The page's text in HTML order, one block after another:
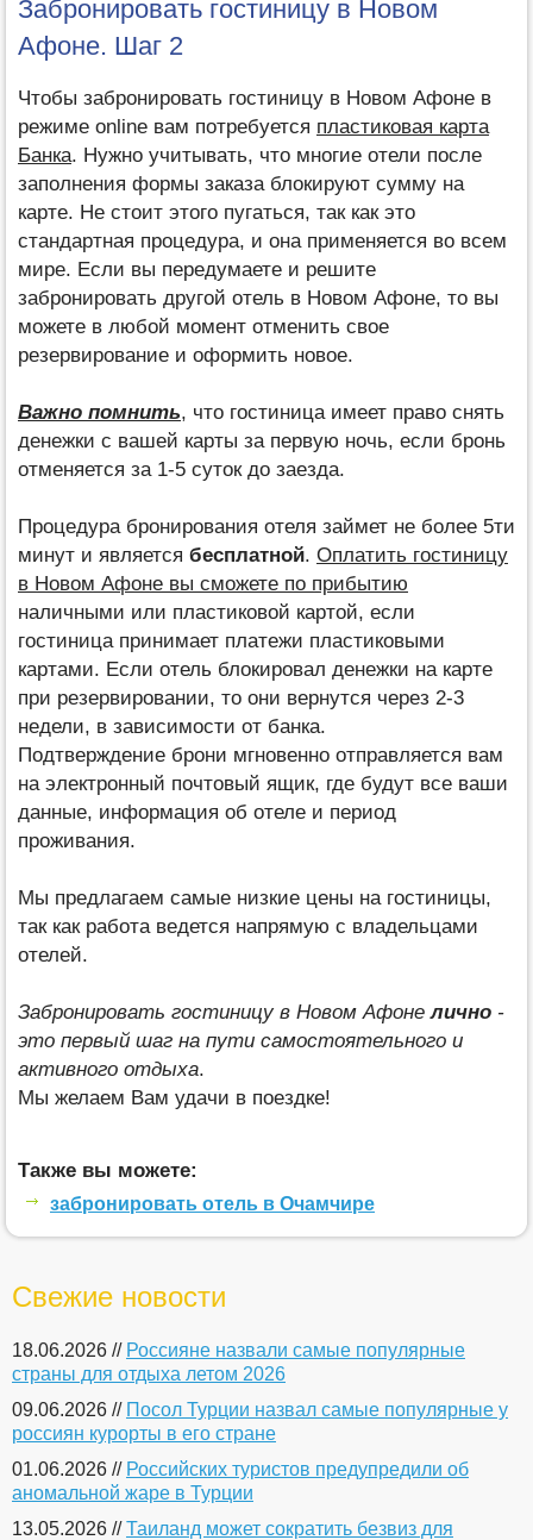
Забронировать гостиницу в Новом
Афоне. Шаг 2
Чтобы забронировать гостиницу в Новом Афоне в
режиме оnline вам потребуется пластиковая карта
Банка. Нужно учитывать, что многие отели после
заполнения формы заказа блокируют сумму на
карте. Не стоит этого пугаться, так как это
стандартная процедура, и она применяется во всем
мире. Если вы передумаете и решите
забронировать другой отель в Новом Афоне, то вы
можете в любой момент отменить свое
резервирование и оформить новое.
Важно помнить, что гостиница имеет право снять
денежки с вашей карты за первую ночь, если бронь
отменяется за 1-5 суток до заезда.
Процедура бронирования отеля займет не более 5ти
минут и является бесплатной. Оплатить гостиницу
в Новом Афоне вы сможете по прибытию
наличными или пластиковой картой, если
гостиница принимает платежи пластиковыми
картами. Если отель блокировал денежки на карте
при резервировании, то они вернутся через 2-3
недели, в зависимости от банка.
Подтверждение брони мгновенно отправляется вам
на электронный почтовый ящик, где будут все ваши
данные, информация об отеле и период
проживания.
Мы предлагаем самые низкие цены на гостиницы,
так как работа ведется напрямую с владельцами
отелей.
Забронировать гостиницу в Новом Афонелично -
это первый шаг на пути самостоятельного и
активного отдыха.
Мы желаем Вам удачи в поездке!
Также вы можете:
забронировать отель в Очамчире
Свежие новости
18.06.2026 // Россияне назвали самые популярные
страны для отдыха летом 2026
09.06.2026 // Посол Турции назвал самые популярные у
россиян курорты в его стране
01.06.2026 // Российских туристов предупредили об
аномальной жаре в Турции
13.05.2026 //Таиланд может сократить безвиз для